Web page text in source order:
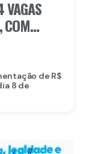
VAGAS
COM
de R$
8 de